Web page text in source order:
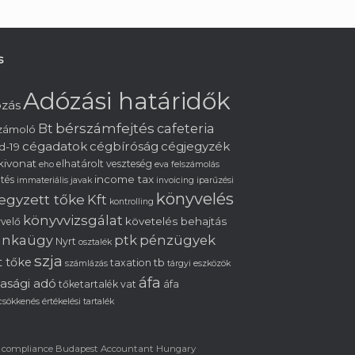
Adózási határidők
Bt bérszámfejtés cafeteria
19 cégadatok cégbíróság cégjegyzék
eho elhatárolt veszteség eva felszámolás
immateriális javak income tax invoicing iparűzési
tőke Kft kontrolling könyvelés
könyvvizsgálat követelés behajtás
Nyrt osztalék ptk pénzügyek
tőke szja számlázás taxation tb tárgyi eszközök
adó tőketartalék vat áfa áfa
értékelési tartalék
compliance Budapest Accountant Hungary